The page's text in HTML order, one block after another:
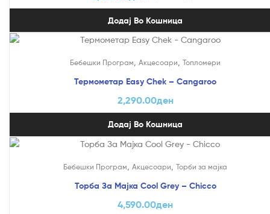
Додај Во Кошница
Бебешки Програм Акцесоари Топломери
Термометар Easy Chek – Cangaroo
2,290.00ден
Додај Во Кошница
Бебешки Програм Акцесоари Торби за мајка
Торба За Мајка Cool Grey – Chicco
4,590.00ден